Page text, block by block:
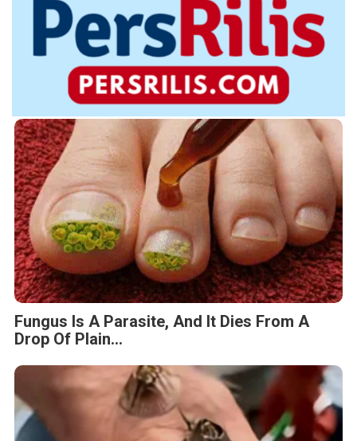
Fungus Is A Parasite, And It Dies From A
Drop Of Plain...